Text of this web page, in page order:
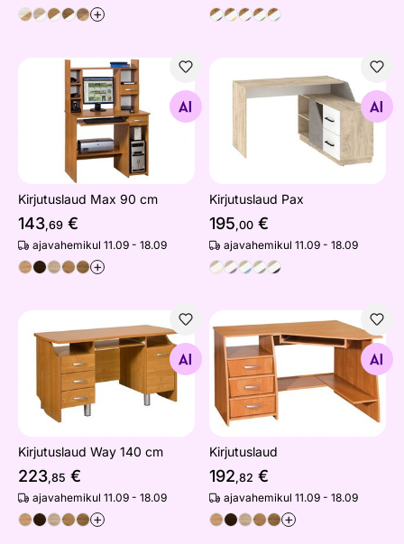
+
Kirjutuslaud Max 90 cm
Otsi sarnaseid
Kirjutuslaud Max 90 cm
143,69 €
ajavahemikul 11.09 - 18.09
+
Kirjutuslaud Pax
Otsi sarnaseid
Kirjutuslaud Pax
195,00 €
ajavahemikul 11.09 - 18.09
Kirjutuslaud Way 140 cm
Otsi sarnaseid
Kirjutuslaud Way 140 cm
223,85 €
ajavahemikul 11.09 - 18.09
+
Kirjutuslaud
Kirjutuslaud
192,82 €
ajavahemikul 11.09 - 18.09
+